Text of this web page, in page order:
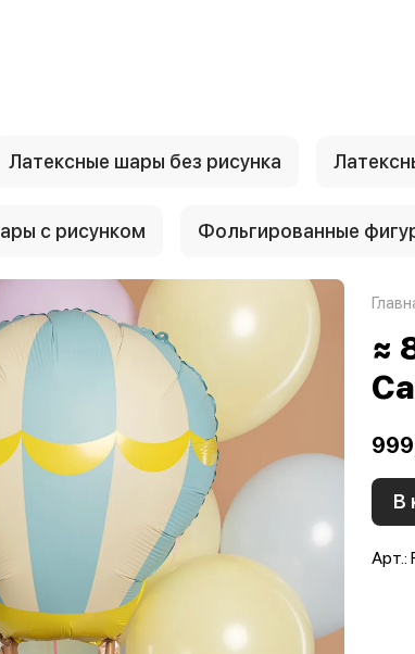
Латексные шары без рисунка
с рисунком Фольгированные
≈
В
Арт.: